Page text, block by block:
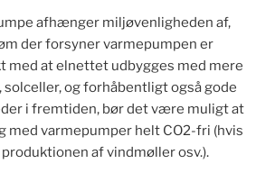
afhænger miljøvenligheden af,
der forsyner varmepumpen er
med at elnettet udbygges med mere
og forhåbentligt også gode
i fremtiden, bør det være muligt at
med varmepumper helt CO2-fri (hvis
af vindmøller osv.).